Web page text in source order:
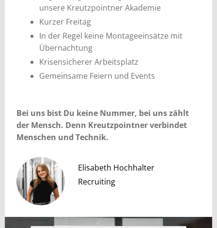
unsere Kreutzpointner Akademie
Kurzer Freitag
In der Regel keine Montageeinsätze mit
Übernachtung
Krisensicherer Arbeitsplatz
Gemeinsame Feiern und Events
Bei uns bist Du keine Nummer, bei uns zählt
der Mensch. Denn Kreutzpointner verbindet
Menschen und Technik.
Elisabeth Hochhalter
Recruiting